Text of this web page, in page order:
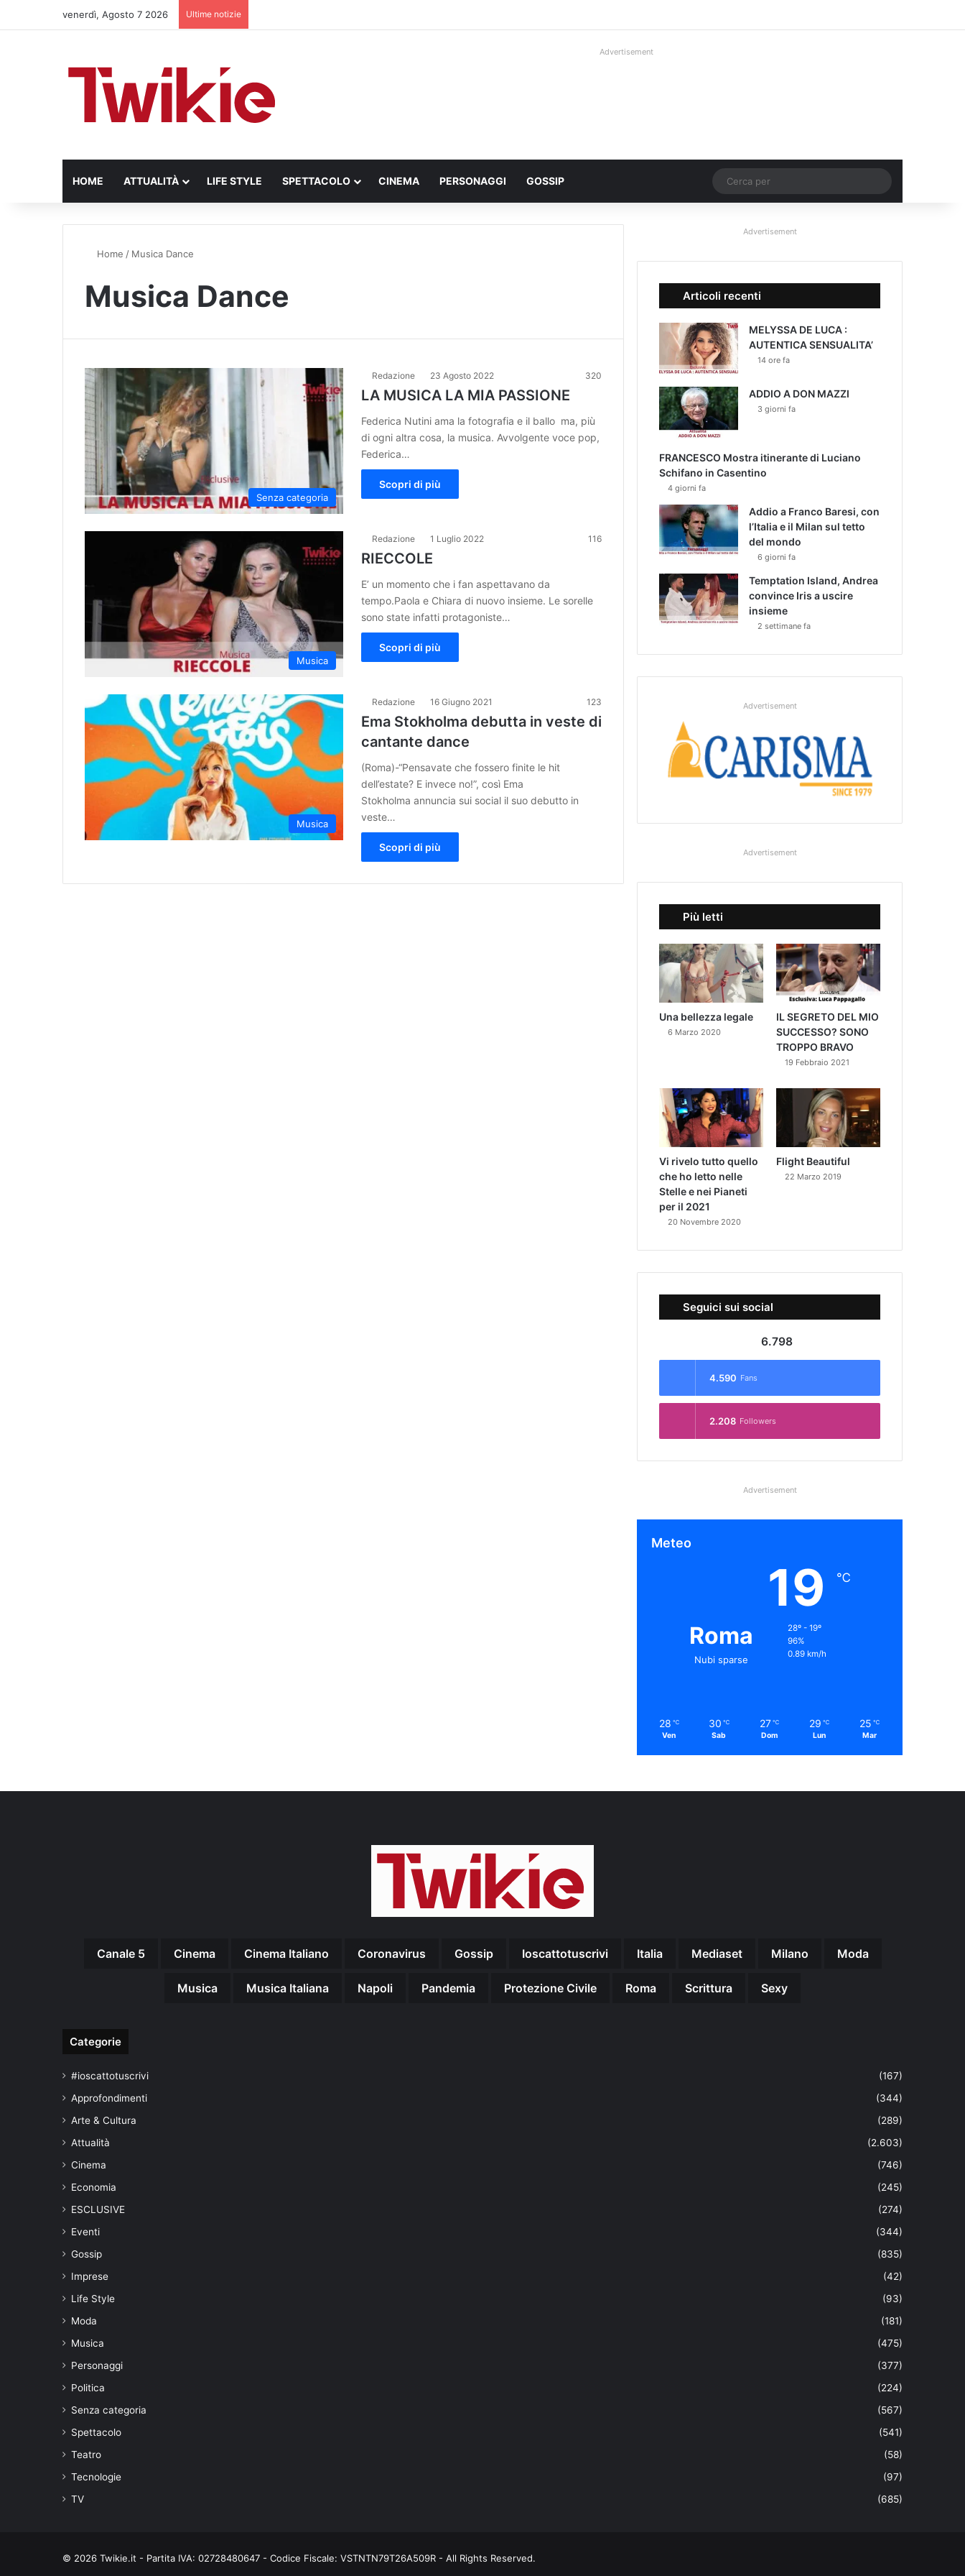
venerdì, Agosto 7 2026 Ultime notizie
Advertisement
HOME ATTUALITÀ LIFE STYLE SPETTACOLO CINEMA PERSONAGGI GOSSIP Un articolo a caso
per
Home / Musica Dance
Musica Dance
Senza categoria
Redazione 23 Agosto 2022 320
LA MUSICA LA MIA PASSIONE
Federica Nutini ama la fotografia e il ballo ma, più
di ogni altra cosa, la musica. Avvolgente voce pop,
Federica…
Scopri di più
Musica
Redazione 1 Luglio 2022 116
RIECCOLE
E’ un momento che i fan aspettavano da
tempo.Paola e Chiara di nuovo insieme. Le sorelle
sono state infatti protagoniste…
Scopri di più
Musica
Redazione 16 Giugno 2021 123
Ema Stokholma debutta in veste di
cantante dance
(Roma)-“Pensavate che fossero finite le hit
dell’estate? E invece no!”, così Ema
Stokholma annuncia sui social il suo debutto in
veste…
Scopri di più
Advertisement
Articoli recenti
MELYSSA DE LUCA :
AUTENTICA SENSUALITA’
14 ore fa
ADDIO A DON MAZZI
3 giorni fa
FRANCESCO Mostra itinerante di Luciano
Schifano in Casentino
4 giorni fa
Addio a Franco Baresi, con
l’Italia e il Milan sul tetto
del mondo
6 giorni fa
Temptation Island, Andrea
convince Iris a uscire
insieme
2 settimane fa
Advertisement
Advertisement
Più letti
Una bellezza legale
6 Marzo 2020
IL SEGRETO DEL MIO
SUCCESSO? SONO
TROPPO BRAVO
19 Febbraio 2021
Vi rivelo tutto quello
che ho letto nelle
Stelle e nei Pianeti
per il 2021
20 Novembre 2020
Flight Beautiful
22 Marzo 2019
Seguici sui social
6.798
4.590 Fans
2.208 Followers
Advertisement
Meteo
Roma
Nubi sparse
19 ℃
28º - 19º
96%
0.89 km/h
28 ℃
Ven
30 ℃
Sab
27 ℃
Dom
29 ℃
Lun
25 ℃
Mar
Canale 5 Cinema Cinema Italiano Coronavirus Gossip Ioscattotuscrivi Italia Mediaset Milano Moda
Musica Musica Italiana Napoli Pandemia Protezione Civile Roma Scrittura Sexy
Categorie
#ioscattotuscrivi
(167)
Approfondimenti
(344)
Arte & Cultura
(289)
Attualità
(2.603)
Cinema
(746)
Economia
(245)
ESCLUSIVE
(274)
Eventi
(344)
Gossip
(835)
Imprese
(42)
Life Style
(93)
Moda
(181)
Musica
(475)
Personaggi
(377)
Politica
(224)
Senza categoria
(567)
Spettacolo
(541)
Teatro
(58)
Tecnologie
(97)
TV
(685)
© 2026 Twikie.it - Partita IVA: 02728480647 - Codice Fiscale: VSTNTN79T26A509R - All Rights Reserved.